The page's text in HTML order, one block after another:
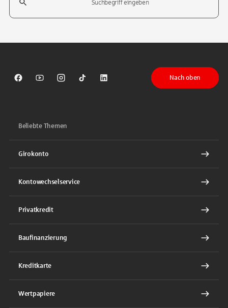
Sparkasse auf Facebook
Sparkasse auf Youtube
Sparkasse auf Instagram
Sparkasse auf TikTok
Sparkasse auf LinkedIn
Nach oben
Beliebte Themen
Girokonto
Kontowechselservice
Privatkredit
Baufinanzierung
Kreditkarte
Wertpapiere